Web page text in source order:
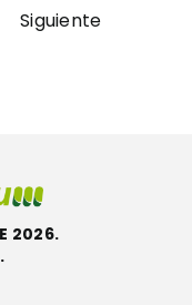
Siguiente
2026.